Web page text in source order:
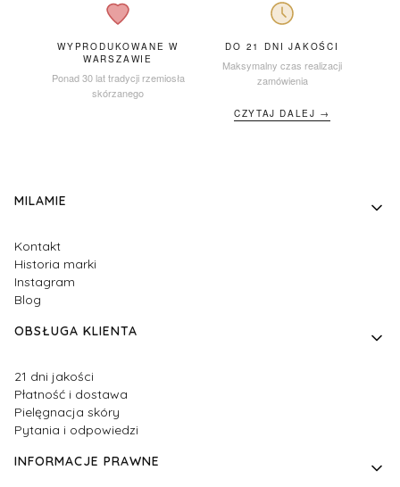
WYPRODUKOWANE W
WARSZAWIE
Ponad 30 lat tradycji rzemiosła
skórzanego
DO 21 DNI JAKOŚCI
Maksymalny czas realizacji
zamówienia
CZYTAJ DALEJ →
Linki w stopce
MILAMIE
Kontakt
Historia marki
Instagram
Blog
OBSŁUGA KLIENTA
21 dni jakości
Płatność i dostawa
Pielęgnacja skóry
Pytania i odpowiedzi
INFORMACJE PRAWNE